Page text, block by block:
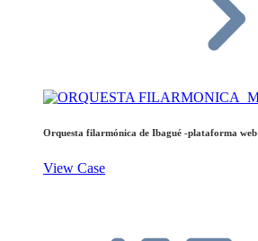
Orquesta filarmónica de Ibagué -plataforma web
View Case